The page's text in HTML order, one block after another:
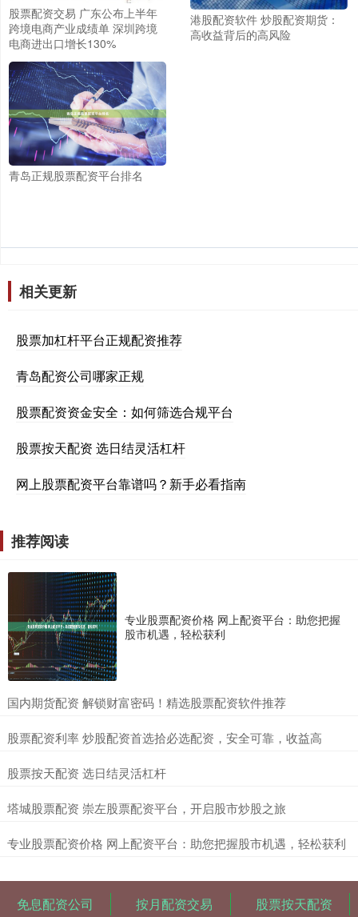
股票配资交易 广东公布上半年
跨境电商产业成绩单 深圳跨境
电商进出口增长130%
港股配资软件 炒股配资期货：
高收益背后的高风险
青岛正规股票配资平台排名
相关更新
股票加杠杆平台正规配资推荐
青岛配资公司哪家正规
股票配资资金安全：如何筛选合规平台
股票按天配资 选日结灵活杠杆
网上股票配资平台靠谱吗？新手必看指南
推荐阅读
专业股票配资价格 网上配资平台：助您把握
股市机遇，轻松获利
​国内期货配资 解锁财富密码！精选股票配资软件推荐
​股票配资利率 炒股配资首选拾必选配资，安全可靠，收益高
​股票按天配资 选日结灵活杠杆
​塔城股票配资 崇左股票配资平台，开启股市炒股之旅
​专业股票配资价格 网上配资平台：助您把握股市机遇，轻松获利
免息配资公司 按月配资交易 股票按天配资